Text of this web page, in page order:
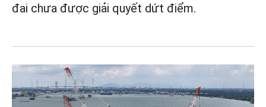
đai chưa được giải quyết dứt điểm.